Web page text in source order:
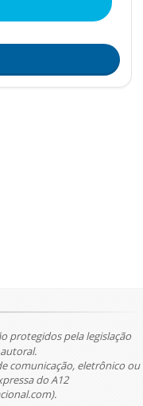
protegidos pela legislação
comunicação, eletrônico ou
do A12